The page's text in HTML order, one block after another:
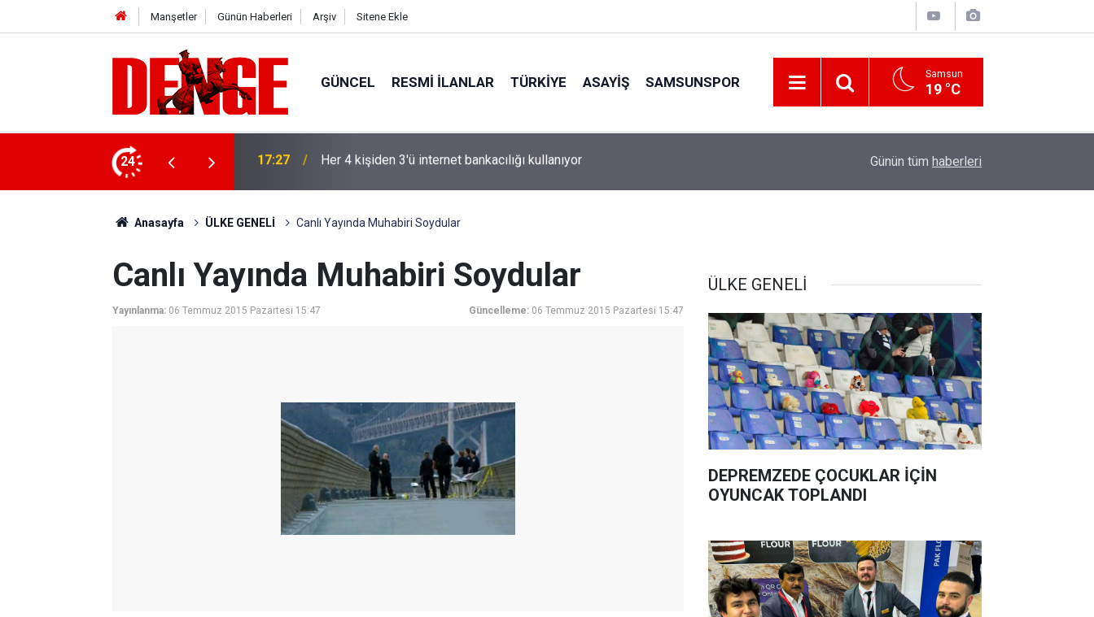
Manşetler Günün Haberleri Arşiv Sitene Ekle
GÜNCEL RESMI İLANLAR TÜRKİYE ASAYİŞ SAMSUNSPOR Samsun
19 °C
24 17:23 Thorsten Fink yeni sezon rotasını çizdi Vatandaşlar evlerinden danışmanlık hizmeti
Günün tüm haberleri
Anasayfa ÜLKE GENELİ Canlı Yayında Muhabiri Soydular
Canlı Yayında Muhabiri Soydular
Yayınlanma: 06 Temmuz 2015 Pazartesi 15:47 Güncelleme: 06 Temmuz 2015 Pazartesi 15:47
ÜLKE GENELİ
DEPREMZEDE ÇOCUKLAR İÇİN
OYUNCAK TOPLANDI